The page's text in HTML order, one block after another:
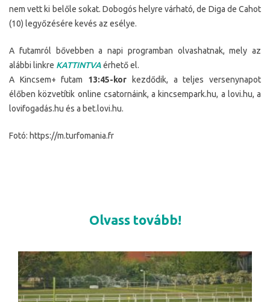
nem vett ki belőle sokat. Dobogós helyre várható, de Diga de Cahot
(10) legyőzésére kevés az esélye.
A futamról bővebben a napi programban olvashatnak, mely az
alábbi linkre KATTINTVAérhető el.
A Kincsem+ futam 13:45-kor
kezdődik, a teljes versenynapot
élőben közvetítik online csatornáink, a kincsempark.hu, a lovi.hu, a
lovifogadás.hu és a bet.lovi.hu.
Fotó: https://m.turfomania.fr
Olvass tovább!